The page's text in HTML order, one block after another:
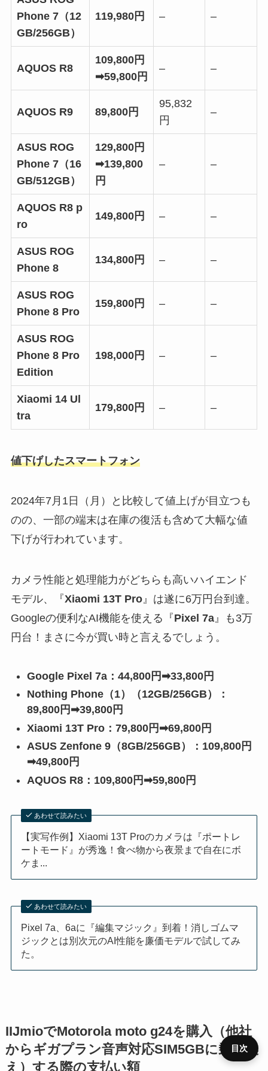
Phone 7（12
GB/256GB）
119,980円 – –
AQUOS R8
109,800円
➡59,800円
– –
AQUOS R9 89,800円
95,832
円
–
ASUS ROG
Phone 7（16
GB/512GB）
129,800円
➡139,800
円
– –
AQUOS R8 p
ro
149,800円 – –
ASUS ROG
Phone 8
134,800円 – –
ASUS ROG
Phone 8 Pro
159,800円 – –
ASUS ROG
Phone 8 Pro
Edition
198,000円 – –
Xiaomi 14 Ul
tra
179,800円 – –
値下げしたスマートフォン
2024年7月1日（月）と比較して値上げが目立つも
のの、一部の端末は在庫の復活も含めて大幅な値
下げが行われています。
カメラ性能と処理能力がどちらも高いハイエンド
モデル、『Xiaomi 13T Pro』は遂に6万円台到達。
Googleの便利なAI機能を使える『Pixel 7a』も3万
円台！まさに今が買い時と言えるでしょう。
Google Pixel 7a：44,800円➡33,800円
Nothing Phone（1）（12GB/256GB）：
89,800円➡39,800円
Xiaomi 13T Pro：79,800円➡69,800円
ASUS Zenfone 9（8GB/256GB）：109,800円
➡49,800円
AQUOS R8：109,800円➡59,800円
あわせて読みたい
【実写作例】Xiaomi 13T Proのカメラは『ポートレ
ートモード』が秀逸！食べ物から夜景まで自在にボ
ケま...
あわせて読みたい
Pixel 7a、6aに『編集マジック』到着！消しゴムマ
ジックとは別次元のAI性能を廉価モデルで試してみ
た。
IIJmioでMotorola moto g24を購入（他社
からギガプラン音声対応SIM5GBに乗り換
え）する際の支払い額
目次